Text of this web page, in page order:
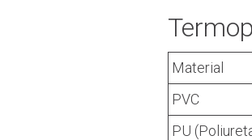
Material
PVC
PU